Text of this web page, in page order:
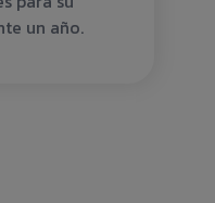
un año.